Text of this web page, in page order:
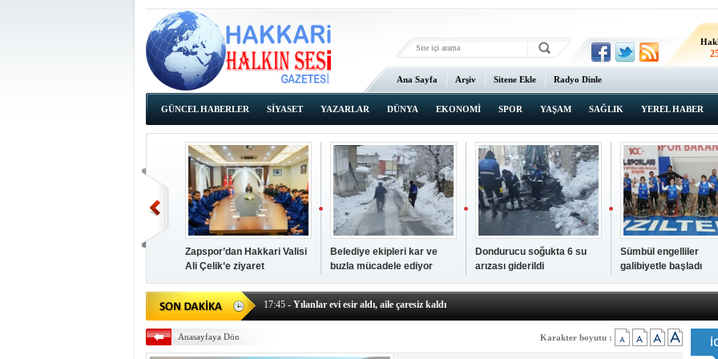
Ana Sayfa Arşiv Sitene Ekle Radyo Dinle
GÜNCEL HABERLER SİYASET YAZARLAR DÜNYA EKONOMİ SPOR YAŞAM SAĞLIK YEREL HABER
Zapspor’dan Hakkari Valisi
Ali Çelik’e ziyaret
Belediye ekipleri kar ve
buzla mücadele ediyor
Dondurucu soğukta 6 su
arızası giderildi
Sümbül engelliler
galibiyetle başladı
17:45 - Yılanlar evi esir aldı, aile çaresiz kaldı
17:43- Hakkari Cumhuriyet Başsavcısı Ufuk Turan görevine başladı
17:37- Başkan Büyüksu: Gençlerimiz için geleceğe yatırım yapıyoruz
Anasayfaya Dön Karakter boyutu :